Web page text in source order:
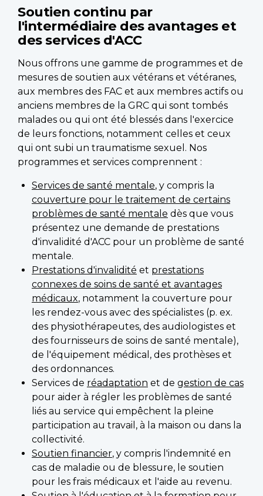
Soutien continu par
l'intermédiaire des avantages et
des services d'ACC
Nous offrons une gamme de programmes et de
mesures de soutien aux vétérans et vétéranes,
aux membres des FAC et aux membres actifs ou
anciens membres de la GRC qui sont tombés
malades ou qui ont été blessés dans l'exercice
de leurs fonctions, notamment celles et ceux
qui ont subi un traumatisme sexuel. Nos
programmes et services comprennent :
Services de santé mentale, y compris la
couverture pour le traitement de certains
problèmes de santé mentale dès que vous
présentez une demande de prestations
d'invalidité d'ACC pour un problème de santé
mentale.
Prestations d'invalidité et prestations
connexes de soins de santé et avantages
médicaux, notamment la couverture pour
les rendez-vous avec des spécialistes (p. ex.
des physiothérapeutes, des audiologistes et
des fournisseurs de soins de santé mentale),
de l'équipement médical, des prothèses et
des ordonnances.
Services de réadaptation et de gestion de cas
pour aider à régler les problèmes de santé
liés au service qui empêchent la pleine
participation au travail, à la maison ou dans la
collectivité.
Soutien financier, y compris l'indemnité en
cas de maladie ou de blessure, le soutien
pour les frais médicaux et l'aide au revenu.